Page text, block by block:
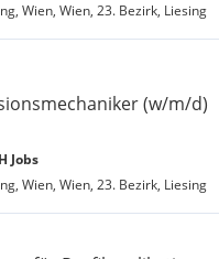
Wien, Wien, 23. Bezirk, Liesing
(w/m/d)
Jobs
Wien, Wien, 23. Bezirk, Liesing